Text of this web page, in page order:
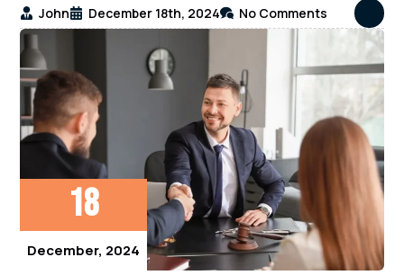
John December 18th, 2024 No Comments
18
December, 2024